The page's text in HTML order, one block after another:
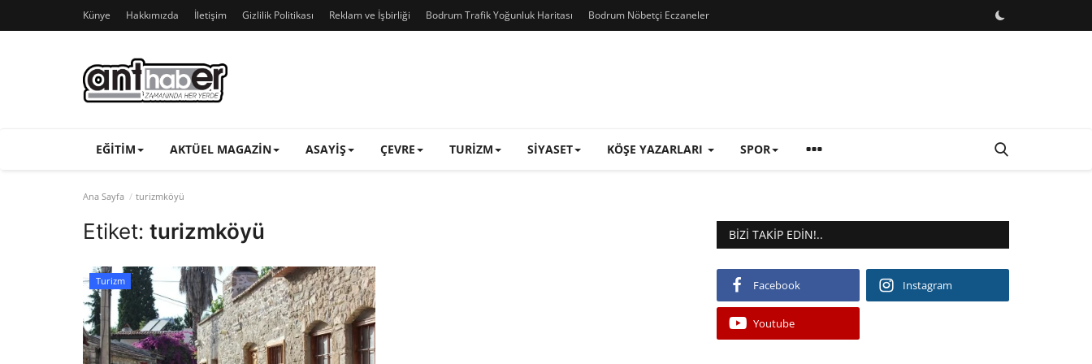
Künye Hakkımızda İletişim Gizlilik Politikası Reklam ve İşbirliği Bodrum Trafik Yoğunluk Haritası Bodrum Nöbetçi Eczaneler
EĞITIM AKTÜEL MAGAZIN ASAYIŞ ÇEVRE TURIZM SIYASET KÖŞE YAZARLARI SPOR
Ana Sayfa turizmköyü
Etiket: turizmköyü
Turizm
BIZI TAKIP EDIN!..
Facebook Instagram
Youtube